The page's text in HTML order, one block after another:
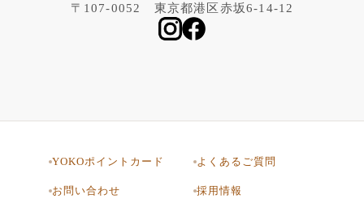
〒107-0052 東京都港区赤坂6-14-12
YOKOポイントカード よくあるご質問
お問い合わせ 採用情報